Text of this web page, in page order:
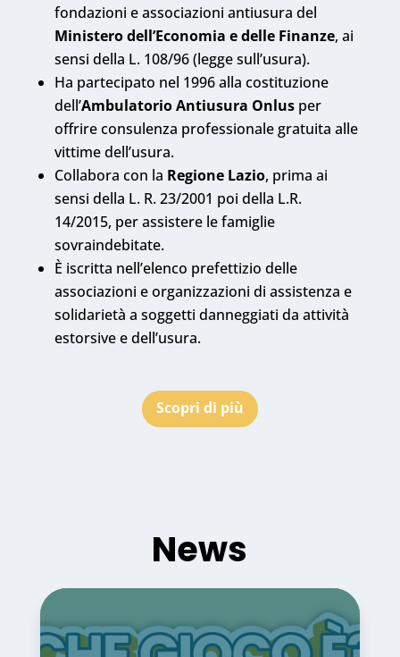
fondazioni e associazioni antiusura del
Ministero dell’Economia e delle Finanze, ai
sensi della L. 108/96 (legge sull’usura).
Ha partecipato nel 1996 alla costituzione
dell’Ambulatorio Antiusura Onlusper
offrire consulenza professionale gratuita alle
vittime dell’usura.
Collabora con la Regione Lazio, prima ai
sensi della L. R. 23/2001 poi della L.R.
14/2015, per assistere le famiglie
sovraindebitate.
È iscritta nell’elenco prefettizio delle
associazioni e organizzazioni di assistenza e
solidarietà a soggetti danneggiati da attività
estorsive e dell’usura.
Scopri di più
News